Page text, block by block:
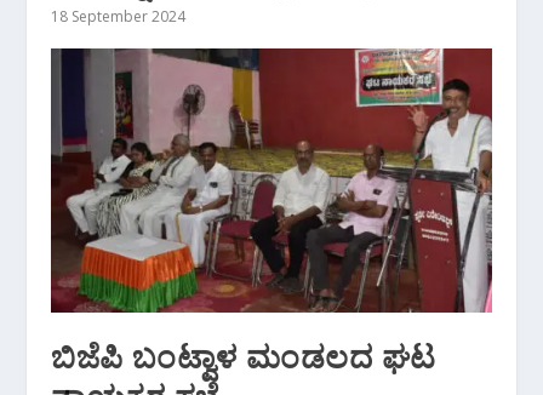
18 September 2024
ಬಿಜೆಪಿ ಬಂಟ್ವಾಳ ಮಂಡಲದ ಘಟ